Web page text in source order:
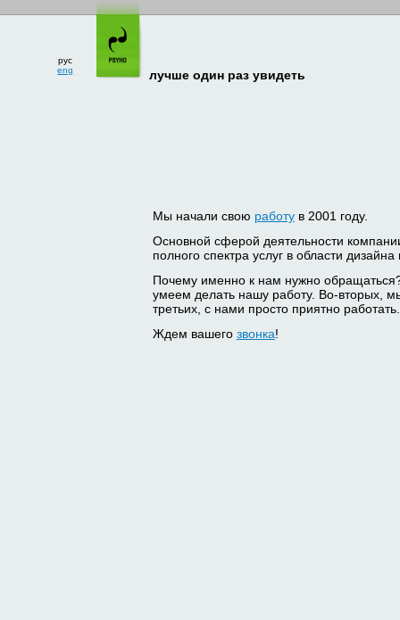
лучше один раз увидеть
Мы начали свою работув 2001 году.
Основной сферой деятельности
полного спектра услуг в области
Почему именно к нам нужно
умеем делать нашу работу. Во-вторых,
третьих, с нами просто приятно работать.
Ждем вашего звонка!